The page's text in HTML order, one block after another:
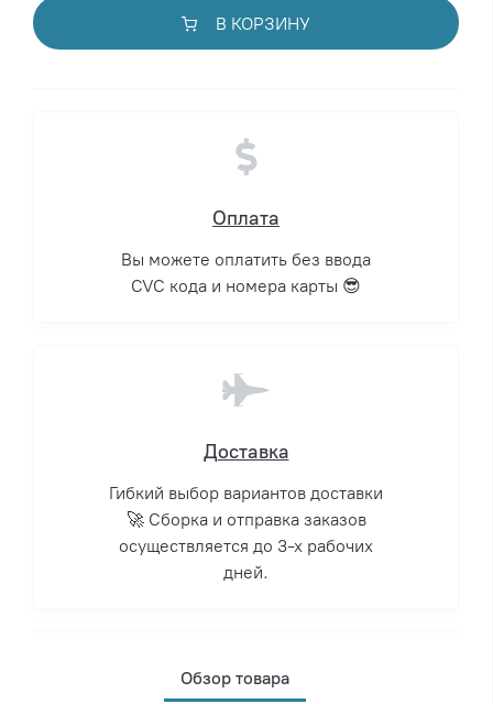
В КОРЗИНУ
Оплата
Вы можете оплатить без ввода
CVC кода и номера карты 😎
Доставка
Гибкий выбор вариантов доставки
🚀 Сборка и отправка заказов
осуществляется до 3-х рабочих
дней.
Обзор товара